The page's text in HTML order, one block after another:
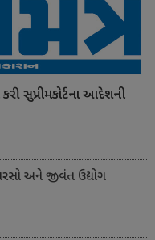
સુપ્રીમકોર્ટના આદેશની
અને જીવંત ઉદ્યોગ